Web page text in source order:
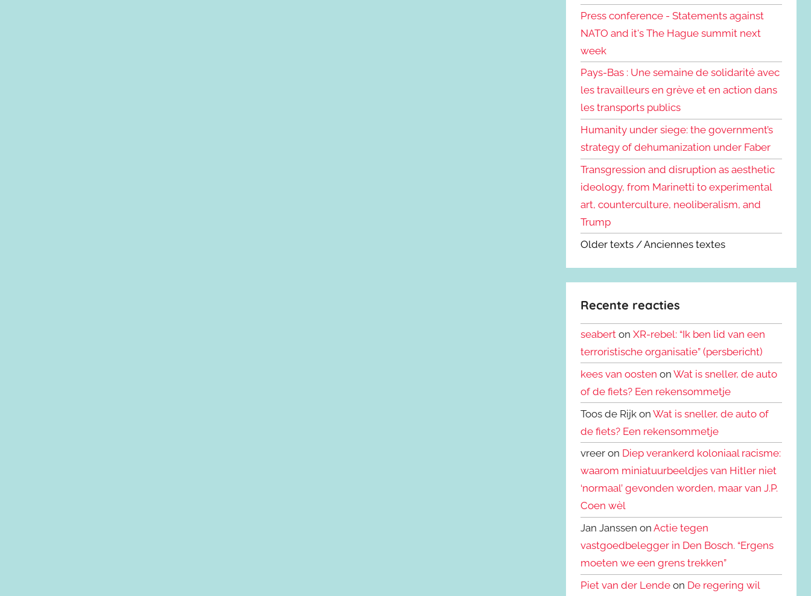
Press conference - Statements against
NATO and it's The Hague summit next
week
Pays-Bas : Une semaine de solidarité avec
les travailleurs en grève et en action dans
les transports publics
Humanity under siege: the government’s
strategy of dehumanization under Faber
Transgression and disruption as aesthetic
ideology, from Marinetti to experimental
art, counterculture, neoliberalism, and
Trump
Older texts / Anciennes textes
Recente reacties
seabert onXR-rebel: “Ik ben lid van een
terroristische organisatie” (persbericht)
kees van oosten onWat is sneller, de auto
of de fiets? Een rekensommetje
Toos de Rijk onWat is sneller, de auto of
de fiets? Een rekensommetje
vreer on Diep verankerd koloniaal racisme:
waarom miniatuurbeeldjes van Hitler niet
‘normaal’ gevonden worden, maar van J.P.
Coen wèl
Jan Janssen onActie tegen
vastgoedbelegger in Den Bosch. “Ergens
moeten we een grens trekken”
Piet van der Lende on De regering wil